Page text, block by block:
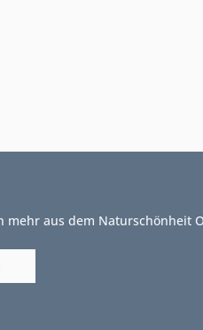
mehr aus dem Naturschönheit